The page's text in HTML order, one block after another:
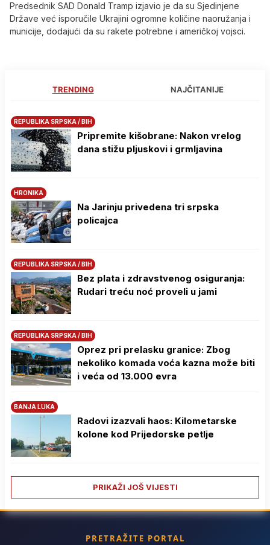
Predsednik SAD Donald Tramp izjavio je da su Sjedinjene
Države već isporučile Ukrajini ogromne količine naoružanja i
municije, dodajući da su rakete potrebne i američkoj vojsci.
TRENDING NAJČITANIJE
REPUBLIKA SRPSKA / BIH
Pripremite kišobrane: Nakon vrelog
dana stižu pljuskovi i grmljavina
HRONIKA
Na Јarinju privedena tri srpska
policajca
REPUBLIKA SRPSKA / BIH
Bez plata i zdravstvenog osiguranja:
Rudari treću noć proveli u jami
REPUBLIKA SRPSKA / BIH
Oprez pri prelasku granice: Zbog
nekoliko komada voća kazna može biti
i veća od 13.000 evra
BANJA LUKA
Radovi izazvali haos: Kilometarske
kolone kod Prijedorske petlje
PRIKAŽI JOŠ VIJESTI
PRETRAŽITE PORTAL